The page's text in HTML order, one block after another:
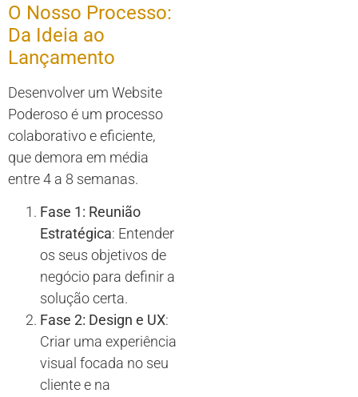
O Nosso Processo:
Da Ideia ao
Lançamento
Desenvolver um Website
Poderoso é um processo
colaborativo e eficiente,
que demora em média
entre 4 a 8 semanas.
Fase 1: Reunião
Estratégica: Entender
os seus objetivos de
negócio para definir a
solução certa.
Fase 2: Design e UX:
Criar uma experiência
visual focada no seu
cliente e na